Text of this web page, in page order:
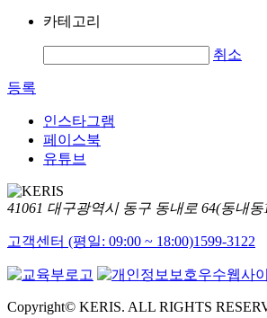
카테고리
취소
등록
인스타그램
페이스북
유튜브
41061 대구광역시 동구 동내로 64(동내동
고객센터 (평일: 09:00 ~ 18:00)1599-3122
Copyright© KERIS. ALL RIGHTS